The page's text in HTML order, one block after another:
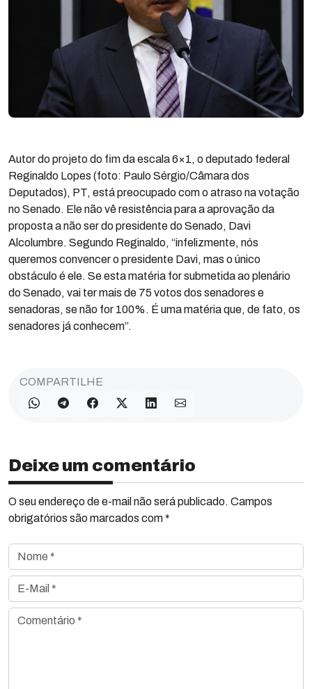
Autor do projeto do fim da escala 6×1, o deputado federal
Reginaldo Lopes (foto: Paulo Sérgio/Câmara dos
Deputados), PT, está preocupado com o atraso na votação
no Senado. Ele não vê resistência para a aprovação da
proposta a não ser do presidente do Senado, Davi
Alcolumbre. Segundo Reginaldo, “infelizmente, nós
queremos convencer o presidente Davi, mas o único
obstáculo é ele. Se esta matéria for submetida ao plenário
do Senado, vai ter mais de 75 votos dos senadores e
senadoras, se não for 100%. É uma matéria que, de fato, os
senadores já conhecem”.
COMPARTILHE
Deixe um comentário
O seu endereço de e-mail não será publicado. Campos
obrigatórios são marcados com *
Nome *
E-Mail *
Comentário *